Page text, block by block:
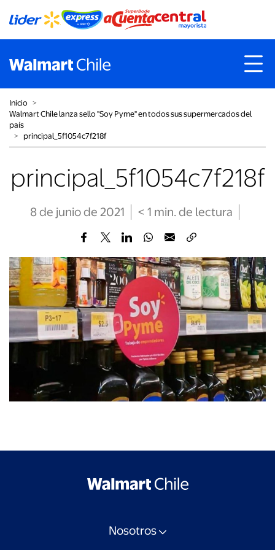
Inicio ˃
Walmart Chile lanza sello "Soy Pyme" en todos sus supermercados del
país
˃ principal_5f1054c7f218f
principal_5f1054c7f218f
8 de junio de 2021 < 1 min. de lectura
Nosotros